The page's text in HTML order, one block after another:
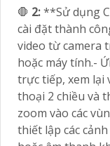
🛑 2:**Sử dụng
cài đặt thành
video từ camera
hoặc máy tính.-
trực tiếp, xem lại
thoại 2 chiều và
zoom vào các
thiết lập các